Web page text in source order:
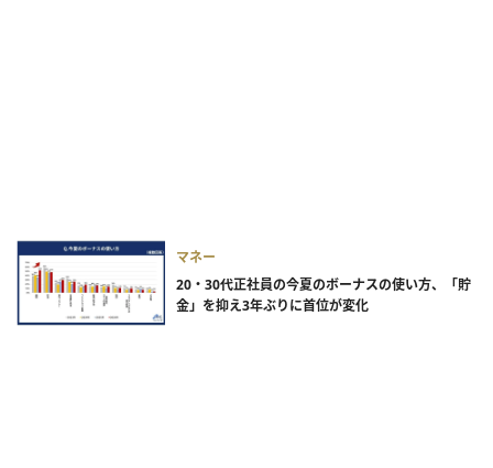
マネー
20・30代正社員の今夏のボーナスの使い方、「貯
金」を抑え3年ぶりに首位が変化